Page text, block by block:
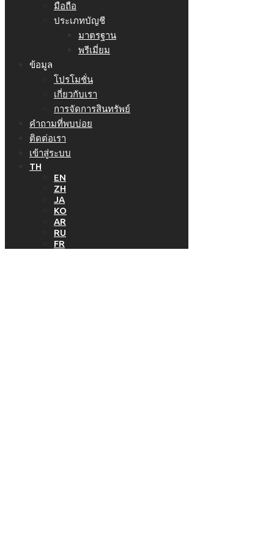
มือถือ
ประเภทบัญชี
มาตรฐาน
พรีเมี่ยม
ข้อมูล
โปรโมชั่น
เกี่ยวกับเรา
การจัดการสินทรัพย์
คำถามที่พบบ่อย
ติดต่อเรา
เข้าสู่ระบบ
TH
EN
ZH
JA
KO
AR
RU
FR